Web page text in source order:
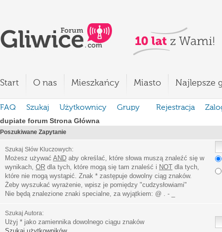
Start O nas Mieszkańcy Miasto Najlepsze
FAQ Szukaj Użytkownicy Grupy Rejestracja
dupiate forum Strona Główna
Poszukiwane Zapytanie
Szukaj Słów Kluczowych:
Możesz używać AND aby określać, które słowa muszą znaleźć się w
wynikach, OR dla tych, które mogą się tam znaleść i NOT dla tych,
które nie mogą wystąpić. Znak * zastępuje dowolny ciąg znaków.
Żeby wyszukać wyrażenie, wpisz je pomiędzy "cudzysłowiami"
Nie będą znalezione znaki specialne, za wyjątkiem: @ . - _
Szukaj Autora:
Użyj * jako zamiennika dowolnego ciągu znaków